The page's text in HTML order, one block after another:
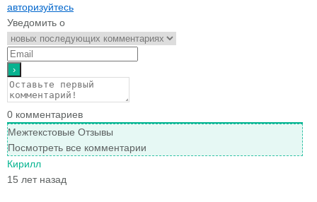
авторизуйтесь
Уведомить о
0 комментариев
Межтекстовые Отзывы
Посмотреть все комментарии
Кирилл
15 лет назад